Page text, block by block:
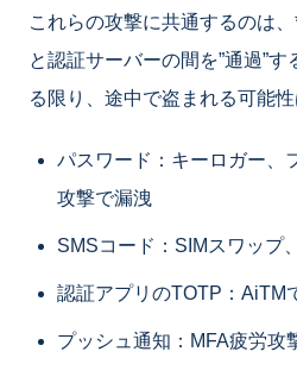
これらの攻撃に共通するのは
と認証サーバーの間を”通過”
る限り、途中で盗まれる可能性
パスワード：キーロガー、
攻撃で漏洩
SMSコード：SIMスワップ
認証アプリのTOTP：AiTM
プッシュ通知：MFA疲労攻